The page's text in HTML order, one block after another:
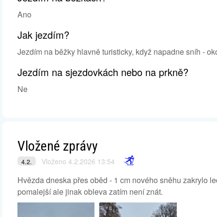
Ano
Jak jezdím?
Jezdím na běžky hlavně turisticky, když napadne sníh -
Jezdím na sjezdovkách nebo na prkně?
Ne
Vložené zprávy
4.2. Vloženo 4.2.2026 13:54
Hvězda dneska přes oběd - 1 cm nového sněhu zakrylo
pomalejší ale jinak obleva zatím není znát.